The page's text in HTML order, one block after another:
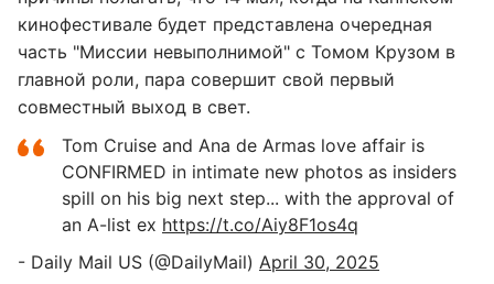
кинофестивале будет представлена очередная
часть "Миссии невыполнимой" с Томом Крузом в
главной роли, пара совершит свой первый
совместный выход в свет.
Tom Cruise and Ana de Armas love affair is
CONFIRMED in intimate new photos as insiders
spill on his big next step... with the approval of
an A-list ex https://t.co/Aiy8F1os4q
- Daily Mail US (@DailyMail) April 30, 2025